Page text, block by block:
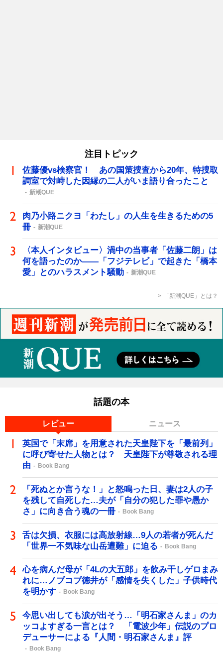
注目トピック
佐藤優vs検察官！ あの国策捜査から20年、特捜取
調室で対峙した因縁の二人がいま語り合ったこと
新潮QUE
肉乃小路ニクヨ「わたし」の人生を生きるための5
冊
新潮QUE
〈本人インタビュー〉渦中の当事者「佐藤二朗」は
何を語ったのか――「フジテレビ」で起きた「橋本
愛」とのハラスメント騒動
新潮QUE
「新潮QUE」とは？
話題の本
レビュー ニュース
英国で「末席」を用意された天皇陛下を「最前列」
に呼び寄せた人物とは？ 天皇陛下が尊敬される理
由
Book Bang
「死ぬとか言うな！」と怒鳴った日、妻は2人の子
を残して自死した…夫が「自分の犯した罪や愚か
さ」に向き合う魂の一冊
Book Bang
舌は欠損、衣服には高放射線…9人の若者が死んだ
「世界一不気味な山岳遭難」に迫る
Book Bang
心を病んだ母が「4Lの大五郎」を飲み干しゲロまみ
れに…ノブコブ徳井が「感情を失くした」子供時代
を明かす
Book Bang
今思い出しても涙が出そう…「明石家さんま」のカ
ッコよすぎる一言とは？ 「電波少年」伝説のプロ
デューサーによる『人間・明石家さんま』評
Book Bang